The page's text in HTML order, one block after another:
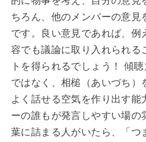
ちろん、他のメンバーの意見
です。良い意見であれば、例
容でも議論に取り入れられる
トを得られるでしょう！ 傾
ではなく、相槌（あいづち）
よく話せる空気を作り出す能
ーの誰もが発言しやすい場の
葉に詰まる人がいたら、「つ